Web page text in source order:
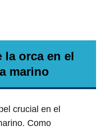
la orca en el
marino
crucial en el
Como